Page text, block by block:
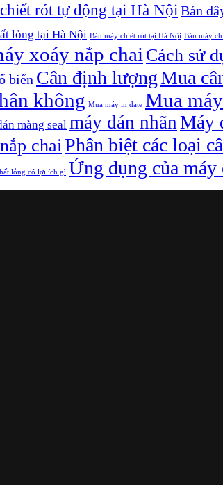
rót tự động tại Hà Nội Bán
lỏng tại Hà Nội Bán máy chiết rót tại Hà Nội Bán máy
xoáy nắp chai Cách sử
biến Cân định lượngMua
không Mua máy in date Mua
màng seal máy dán nhãnMáy
chaiPhân biệt các loại
lỏng có lợi ích gì Ứng dụng của máy